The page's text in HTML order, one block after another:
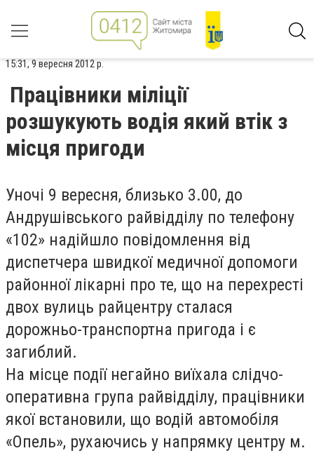
15:31, 9 вересня 2012 р.
Працівники міліції
розшукують водія який втік з
місця пригоди
Уночі 9 вересня, близько 3.00, до
Андрушівського райвідділу по телефону
«102» надійшло повідомлення від
диспетчера швидкої медичної допомоги
районної лікарні про те, що на перехресті
двох вулиць райцентру сталася
дорожньо-транспортна пригода і є
загиблий.
На місце події негайно виїхала слідчо-
оперативна група райвідділу, працівники
якої встановили, що водій автомобіля
«Опель», рухаючись у напрямку центру м.